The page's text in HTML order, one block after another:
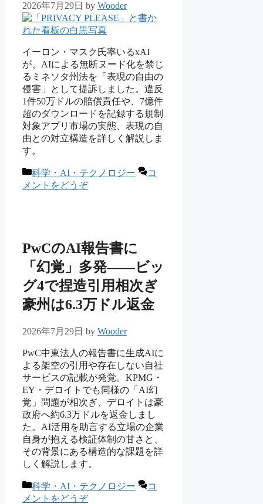
2026年7月29日 by Wooder
イーロン・マスク氏率いるxAI
が、AIによる無断ヌード化を禁じ
るミネソタ州法を「表現の自由の
侵害」として提訴しました。違反
1件50万ドルの賠償責任や、7億件
超のダウンロードを記録する規制
対象アプリ市場の実態、表現の自
由との対立構造を詳しく解説しま
す。
カ
テ
科学・AI・テクノロジー
コ
メントをどうぞ
PwCのAI報告書に
「幻覚」多発——ビッ
グ4で捏造引用相次ぎ
豪州は6.3万ドル返金
2026年7月29日 by Wooder
PwC中東法人の報告書に生成AIに
よる架空の引用や存在しない自社
サービスの記載が発覚。KPMG・
EY・デロイトでも同様の「AI幻
覚」問題が相次ぎ、デロイトは豪
政府へ約6.3万ドルを返金しまし
た。AI活用を助言する立場の企業
自身が抱える検証体制の甘さと、
その背景にある構造的な課題を詳
しく解説します。
カ
テ
科学・AI・テクノロジー
コ
メントをどうぞ